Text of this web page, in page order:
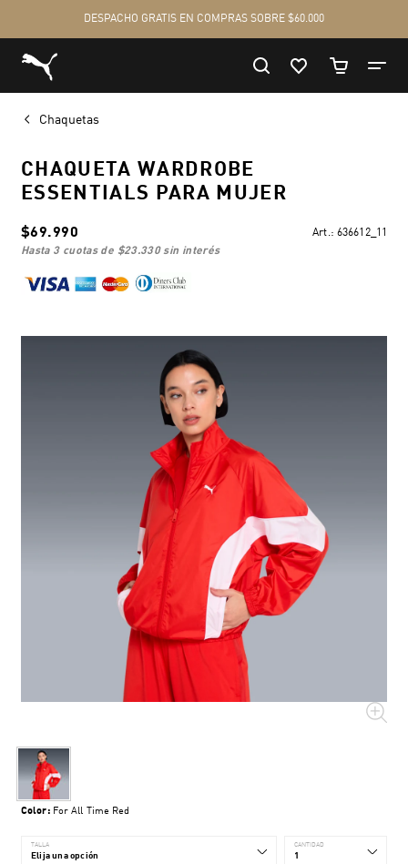
Chaquetas
CHAQUETA WARDROBE
ESSENTIALS PARA MUJER
$69.990 Art.: 636612_11
hasta 3 cuotas de $23.330sin interés
Color: For All Time Red
TALLA CANTIDAD